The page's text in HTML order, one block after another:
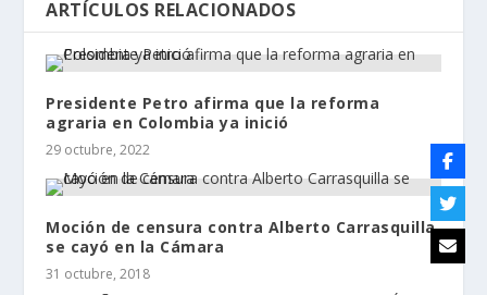
ARTÍCULOS RELACIONADOS
Presidente Petro afirma que la reforma
agraria en Colombia ya inició
29 octubre, 2022
Moción de censura contra Alberto Carrasquilla
se cayó en la Cámara
31 octubre, 2018